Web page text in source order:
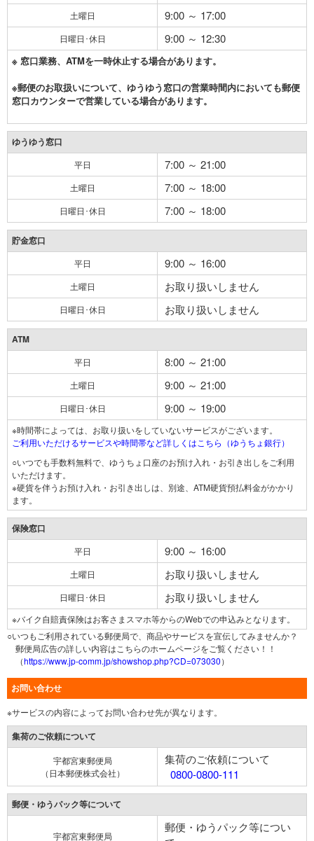
土曜日 9:00 ～ 17:00
日曜日･休日 9:00 ～ 12:30
※ 窓口業務、ATMを一時休止する場合があります。
※郵便のお取扱いについて、ゆうゆう窓口の営業時間内においても郵便
窓口カウンターで営業している場合があります。
ゆうゆう窓口
平日 7:00 ～ 21:00
土曜日 7:00 ～ 18:00
日曜日･休日 7:00 ～ 18:00
貯金窓口
平日 9:00 ～ 16:00
土曜日 お取り扱いしません
日曜日･休日 お取り扱いしません
ATM
平日 8:00 ～ 21:00
土曜日 9:00 ～ 21:00
日曜日･休日 9:00 ～ 19:00
※時間帯によっては、お取り扱いをしていないサービスがございます。
ご利用いただけるサービスや時間帯など詳しくはこちら（ゆうちょ銀行）
○いつでも手数料無料で、ゆうちょ口座のお預け入れ・お引き出しをご利用
いただけます。
※硬貨を伴うお預け入れ・お引き出しは、別途、ATM硬貨預払料金がかかり
ます。
保険窓口
平日 9:00 ～ 16:00
土曜日 お取り扱いしません
日曜日･休日 お取り扱いしません
※バイク自賠責保険はお客さまスマホ等からのWebでの申込みとなります。
○いつもご利用されている郵便局で、商品やサービスを宣伝してみませんか？
郵便局広告の詳しい内容はこちらのホームページをご覧ください！！
（https://www.jp-comm.jp/showshop.php?CD=073030）
お問い合わせ
※サービスの内容によってお問い合わせ先が異なります。
集荷のご依頼について
宇都宮東郵便局
（日本郵便株式会社）
集荷のご依頼について
0800-0800-111
郵便・ゆうパック等について
宇都宮東郵便局
郵便・ゆうパック等につい